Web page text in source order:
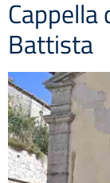
Cappella
Battista